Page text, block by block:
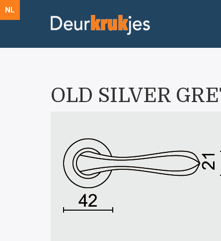
NL
OLD SILVER